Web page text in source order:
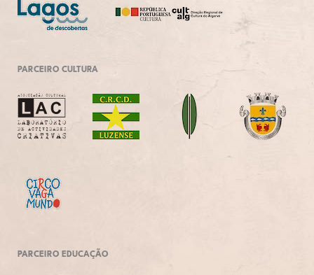
PARCEIRO CULTURA
PARCEIRO EDUCAÇÃO